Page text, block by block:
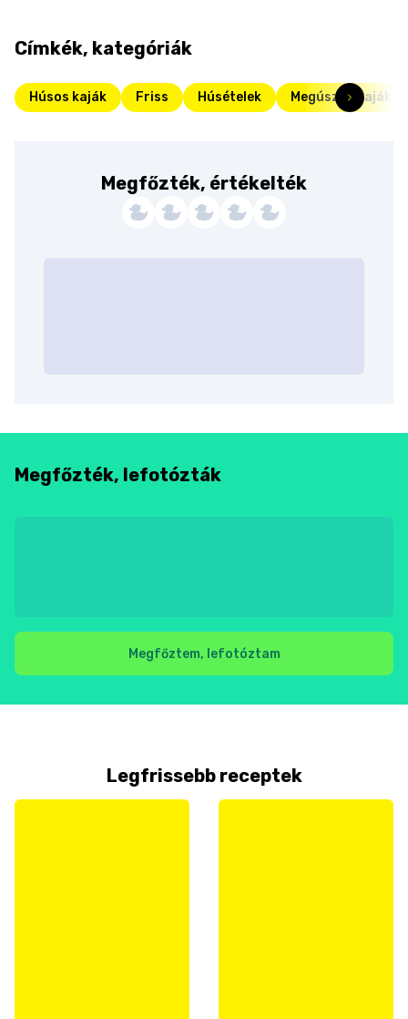
Címkék, kategóriák
Húsos kaják Friss Húsételek Megúszós kaják
Megfőzték, értékelték
Megfőzték, lefotózták
Megfőztem, lefotóztam
Legfrissebb receptek